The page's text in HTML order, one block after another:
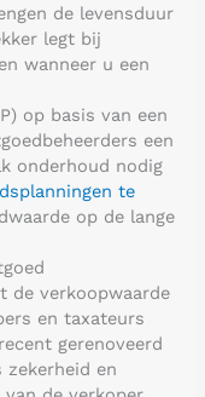
de levensduur
legt bij
wanneer u een
op basis van een
een
onderhoud nodig
te
op de lange
de verkoopwaarde
en taxateurs
gerenoveerd
en